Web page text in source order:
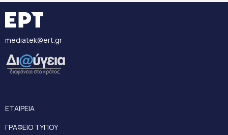
mediatek@ert.gr
ΕΤΑΙΡΕΙΑ
ΓΡΑΦΕΙΟ ΤΥΠΟΥ